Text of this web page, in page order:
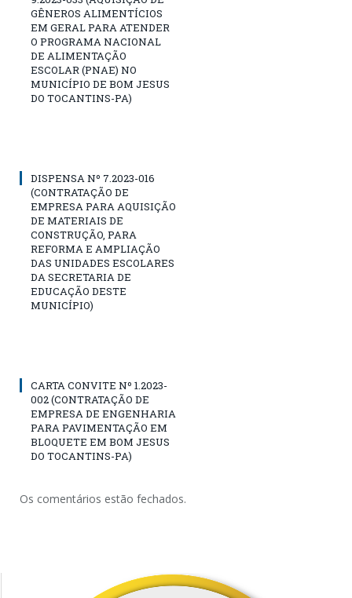
GÊNEROS ALIMENTÍCIOS
EM GERAL PARA ATENDER
O PROGRAMA NACIONAL
DE ALIMENTAÇÃO
ESCOLAR (PNAE) NO
MUNICÍPIO DE BOM JESUS
DO TOCANTINS-PA)
DISPENSA Nº 7.2023-016
(CONTRATAÇÃO DE
EMPRESA PARA AQUISIÇÃO
DE MATERIAIS DE
CONSTRUÇÃO, PARA
REFORMA E AMPLIAÇÃO
DAS UNIDADES ESCOLARES
DA SECRETARIA DE
EDUCAÇÃO DESTE
MUNICÍPIO)
CARTA CONVITE Nº 1.2023-
002 (CONTRATAÇÃO DE
EMPRESA DE ENGENHARIA
PARA PAVIMENTAÇÃO EM
BLOQUETE EM BOM JESUS
DO TOCANTINS-PA)
Os comentários estão fechados.